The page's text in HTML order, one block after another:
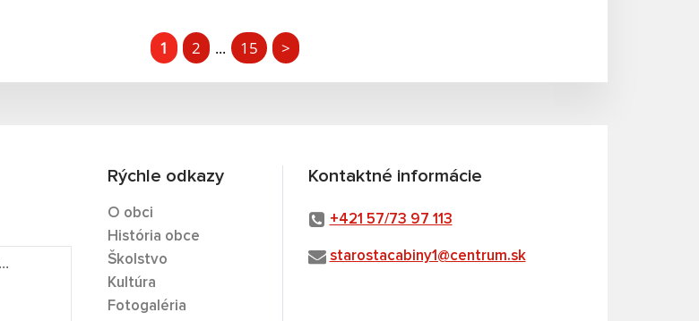
1 2 ... 15 >
Rýchle odkazy
O obci
História obce
Školstvo
Kultúra
Fotogaléria
Kontaktné informácie
+421 57/73 97 113
starostacabiny1@centrum.sk